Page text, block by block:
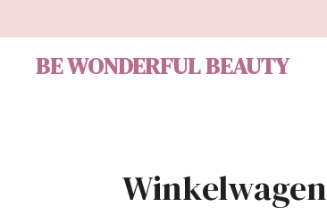
BE WONDERFUL BEAUTY
Winkelwagen